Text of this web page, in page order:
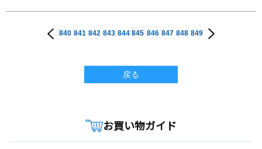
840 841 842 843 844 845 846 847 848 849
戻る
お買い物ガイド